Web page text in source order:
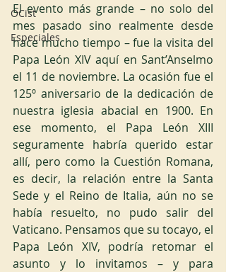
OCist
Especiales
El evento más grande – no solo del
mes pasado sino realmente desde
hace mucho tiempo – fue la visita del
Papa León XIV aquí en Sant’Anselmo
el 11 de noviembre. La ocasión fue el
125º aniversario de la dedicación de
nuestra iglesia abacial en 1900. En
ese momento, el Papa León XIII
seguramente habría querido estar
allí, pero como la Cuestión Romana,
es decir, la relación entre la Santa
Sede y el Reino de Italia, aún no se
había resuelto, no pudo salir del
Vaticano. Pensamos que su tocayo, el
Papa León XIV, podría retomar el
asunto y lo invitamos – y para